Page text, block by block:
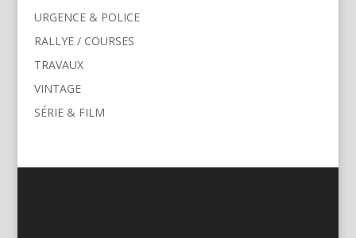
URGENCE & POLICE
RALLYE / COURSES
TRAVAUX
VINTAGE
SÉRIE & FILM